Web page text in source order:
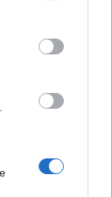
μπορούν να
τους,
και μόνο
στον κ.
υγεία